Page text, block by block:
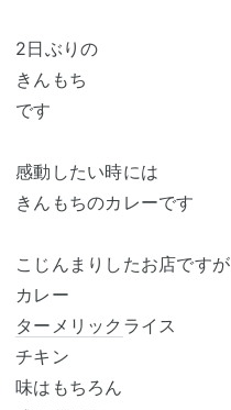
2日ぶりの
きんもち
です
感動したい時には
きんもちのカレーです
こじんまりしたお店ですが
カレー
ターメリック ライス
チキン
味はもちろん